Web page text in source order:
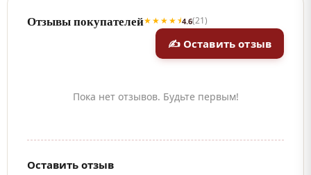
Отзывы покупателей★★★★⯨4.6(21)
✍ Оставить отзыв
Пока нет отзывов. Будьте первым!
Оставить отзыв